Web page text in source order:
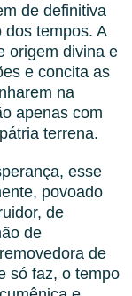
de definitiva
dos tempos. A
origem divina e
e concita as
na
apenas com
terrena.
esse
povoado
de
de
de
só faz, o tempo